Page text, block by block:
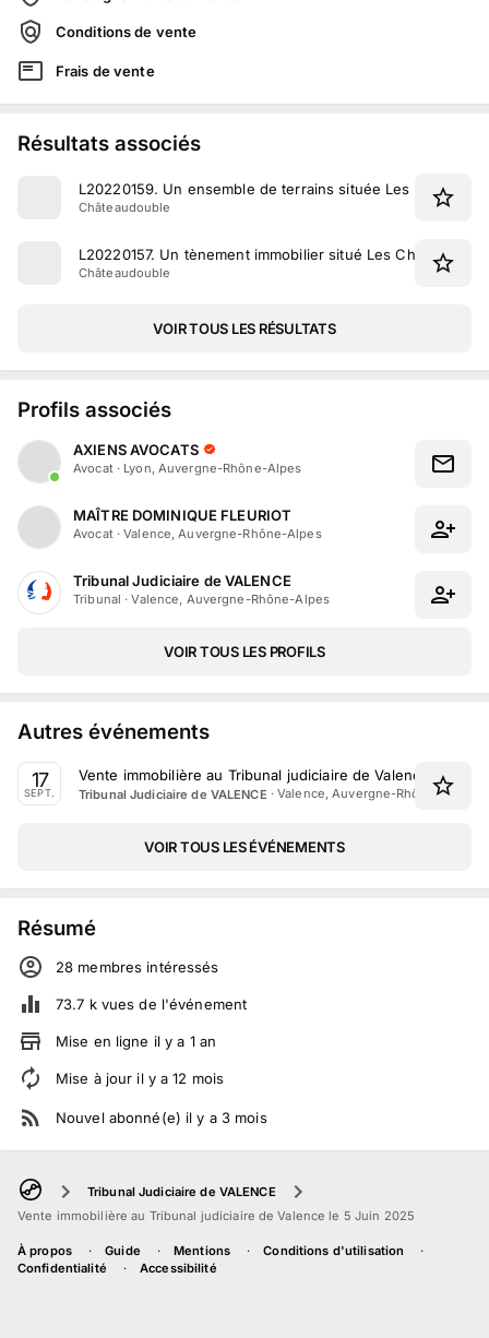
Conditions de vente
Frais de vente
Résultats associés
L20220159. Un ensemble de terrains située Les
Châteaudouble
L20220157. Un tènement immobilier situé Les Charpeneys
Châteaudouble
VOIR TOUS LES RÉSULTATS
Profils associés
AXIENS AVOCATS
Avocat· Lyon, Auvergne-Rhône-Alpes
MAÎTRE DOMINIQUE FLEURIOT
Avocat·Valence, Auvergne-Rhône-Alpes
Tribunal Judiciaire de VALENCE
Tribunal ·Valence, Auvergne-Rhône-Alpes
VOIR TOUS LES PROFILS
Autres événements
17
SEPT.
Vente immobilière au Tribunal judiciaire de Valence le 17
Tribunal Judiciaire de VALENCE ·Valence, Auvergne-Rhône-Alpes
VOIR TOUS LES ÉVÉNEMENTS
Résumé
28 membres intéressés
73.7 kvues de l'événement
Mise en ligne il y a 1 an
Mise à jour il y a12 mois
Nouvel abonné(e) il y a 3 mois
Tribunal Judiciaire de VALENCE
Vente immobilière au Tribunal judiciaire de Valence le 5 Juin 2025
À propos Guide Mentions
Conditions d'utilisation
Confidentialité
Accessibilité